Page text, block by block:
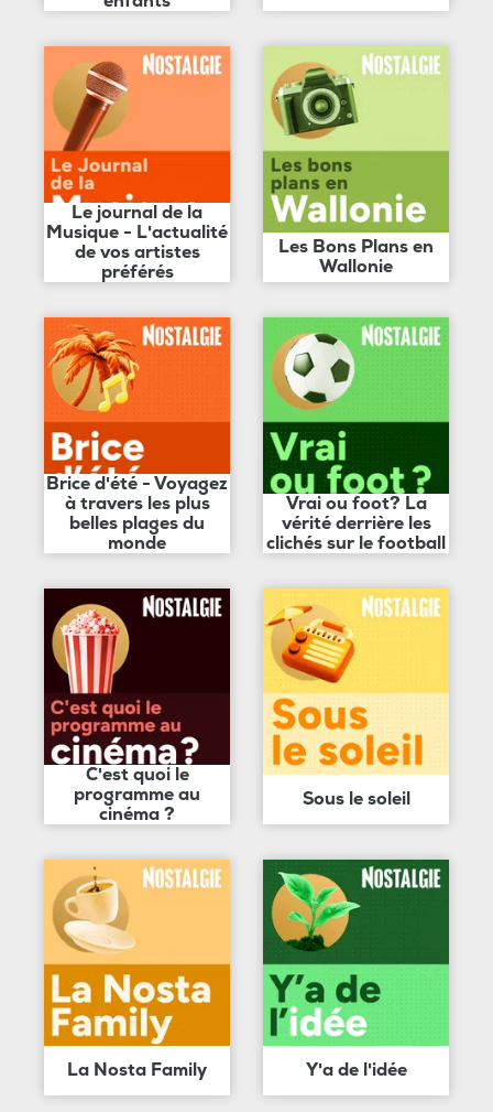
Le journal de la
Musique - L'actualité
de vos artistes
préférés
Les Bons Plans en
Wallonie
Brice d'été - Voyagez
à travers les plus
belles plages du
monde
Vrai ou foot? La
vérité derrière les
clichés sur le football
C'est quoi le
programme au
cinéma ?
Sous le soleil
La Nosta Family Y'a de l'idée